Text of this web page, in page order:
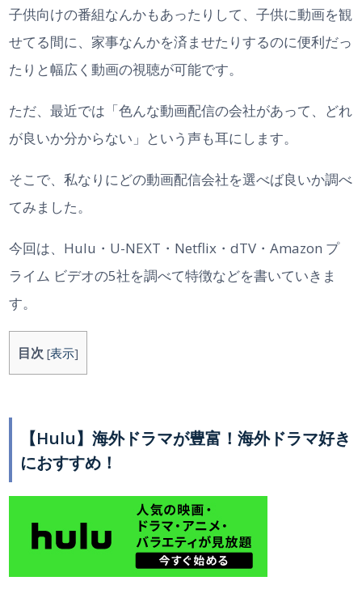
子供向けの番組なんかもあったりして、子供に動画を観
せてる間に、家事なんかを済ませたりするのに便利だっ
たりと幅広く動画の視聴が可能です。
ただ、最近では「色んな動画配信の会社があって、どれ
が良いか分からない」という声も耳にします。
そこで、私なりにどの動画配信会社を選べば良いか調べ
てみました。
今回は、Hulu・U-NEXT・Netflix・dTV・Amazon プ
ライム ビデオの5社を調べて特徴などを書いていきま
す。
目次 [表示]
【Hulu】海外ドラマが豊富！海外ドラマ好き
におすすめ！